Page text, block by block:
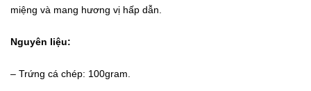
miệng và mang hương vị hấp dẫn.
Nguyên liệu:
– Trứng cá chép: 100gram.